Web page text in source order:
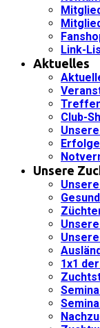
Link-
Aktuelles
Club-
Unsere
1x1